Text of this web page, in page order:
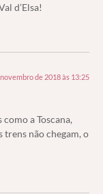
d’Elsa!
de 2018 às 13:25
a Toscana,
trens não chegam, o